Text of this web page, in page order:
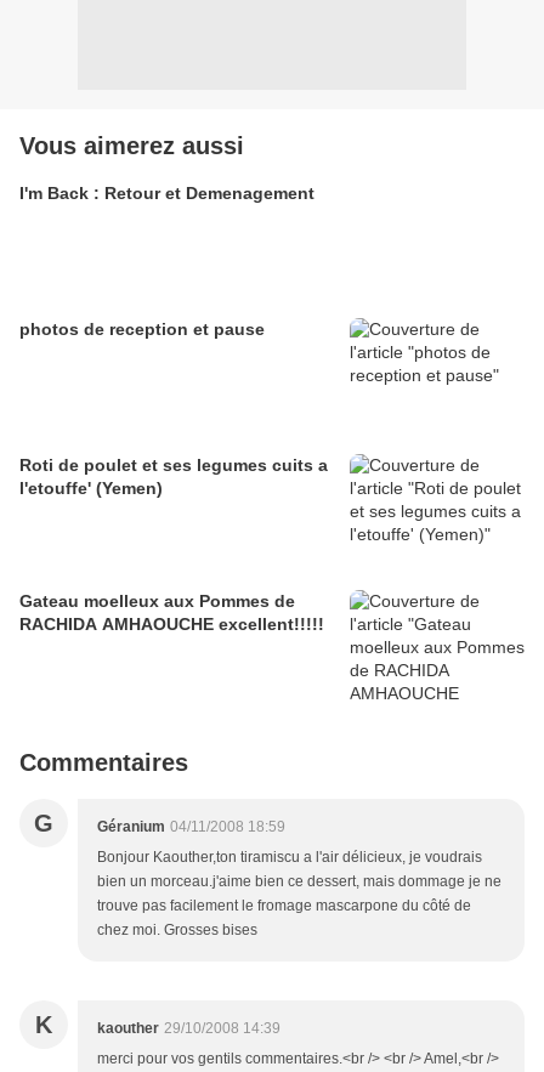
Vous aimerez aussi
I'm Back : Retour et Demenagement
photos de reception et pause
Roti de poulet et ses legumes cuits a
l'etouffe' (Yemen)
Gateau moelleux aux Pommes de
RACHIDA AMHAOUCHE excellent!!!!!
Commentaires
G Géranium 04/11/2008 18:59
Bonjour Kaouther,ton tiramiscu a l'air délicieux, je voudrais
bien un morceau.j'aime bien ce dessert, mais dommage je ne
trouve pas facilement le fromage mascarpone du côté de
chez moi. Grosses bises
K kaouther 29/10/2008 14:39
merci pour vos gentils commentaires.<br /> <br /> Amel,<br />